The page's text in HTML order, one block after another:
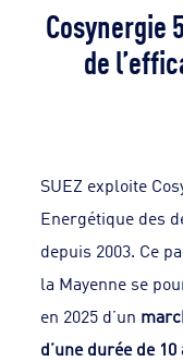
Cosynergie
de
SUEZ exploite
Energétique des
depuis 2003. Ce
la Mayenne se
en 2025 d’un
d’une durée de 10